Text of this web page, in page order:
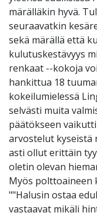
märälläkin hyvä.
seuraavatkin
sekä märällä että
kulutuskestävyys
renkaat --kokoja
hankittua 18
kokeilumielessä
selvästi muita
päätökseen
arvostelut kyseistä
asti ollut erittäin
oletin olevan
Myös polttoaineen
""Halusin ostaa
vastaavat mikäli